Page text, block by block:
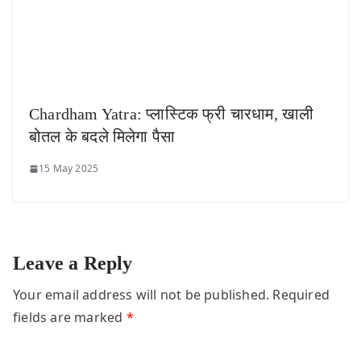
Chardham Yatra: प्लास्टिक फ्री चारधाम, खाली
बोतल के बदले मिलेगा पैसा
15 May 2025
Leave a Reply
Your email address will not be published. Required
fields are marked *